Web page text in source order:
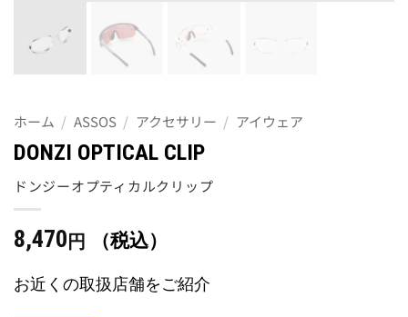
ホーム / ASSOS / アクセサリー / アイウェア
DONZI OPTICAL CLIP
ドンジーオプティカルクリップ
8,470 円 （税込）
お近くの取扱店舗をご紹介